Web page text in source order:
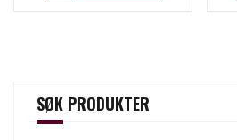
SØK PRODUKTER